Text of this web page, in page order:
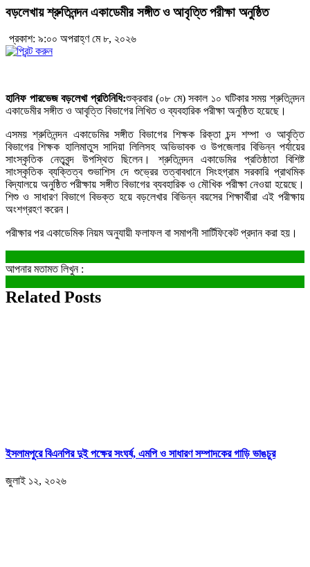
বড়লেখায় শ্রুতিনন্দন একাডেমীর সঙ্গীত ও আবৃত্তি পরীক্ষা অনুষ্ঠিত
প্রকাশ: ৯:০০ অপরাহ্ণ মে ৮, ২০২৬
হানিফ পারভেজ বড়লেখা প্রতিনিধি:শুক্রবার (০৮ মে) সকাল ১০ ঘটিকার সময় শ্রুতিনন্দন
একাডেমীর সঙ্গীত ও আবৃত্তি বিভাগের লিখিত ও ব্যবহারিক পরীক্ষা অনুষ্ঠিত হয়েছে।
এসময় শ্রুতিনন্দন একাডেমির সঙ্গীত বিভাগের শিক্ষক রিক্তা চন্দ শম্পা ও আবৃত্তি
বিভাগের শিক্ষক হালিমাতুস সাদিয়া লিলিসহ অভিভাবক ও উপজেলার বিভিন্ন পর্যায়ের
সাংস্কৃতিক নেতৃবৃন্দ উপস্থিত ছিলেন। শ্রুতিনন্দন একাডেমির প্রতিষ্ঠাতা বিশিষ্ট
সাংস্কৃতিক ব্যক্তিত্ব শুভাশিস দে শুভ্রের তত্বাবধানে সিংহগ্রাম সরকারি প্রাথমিক
বিদ্যালয়ে অনুষ্ঠিত পরীক্ষায় সঙ্গীত বিভাগের ব্যবহারিক ও মৌখিক পরীক্ষা নেওয়া হয়েছে।
শিশু ও সাধারণ বিভাগে বিভক্ত হয়ে বড়লেখার বিভিন্ন বয়সের শিক্ষার্থীরা এই পরীক্ষায়
অংশগ্রহণ করেন।
পরীক্ষার পর একাডেমিক নিয়ম অনুযায়ী ফলাফল বা সমাপনী সার্টিফিকেট প্রদান করা হয়।
আপনার মতামত লিখুন :
Related Posts
ইসলামপুরে বিএনপির দুই পক্ষের সংঘর্ষ, এমপি ও সাধারণ সম্পাদকের গাড়ি ভাঙচুর
জুলাই ১২, ২০২৬